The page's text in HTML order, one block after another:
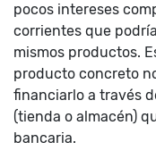
pocos intereses
corrientes que
mismos productos.
producto concreto
financiarlo a través
(tienda o almacén)
bancaria.